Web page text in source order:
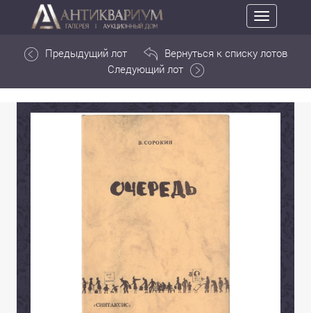
Toggle
navigation
Предыдущий лот
Вернуться к списку лотов
Следующий лот